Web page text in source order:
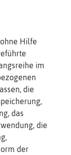
Hilfe
im
die
das
die
der